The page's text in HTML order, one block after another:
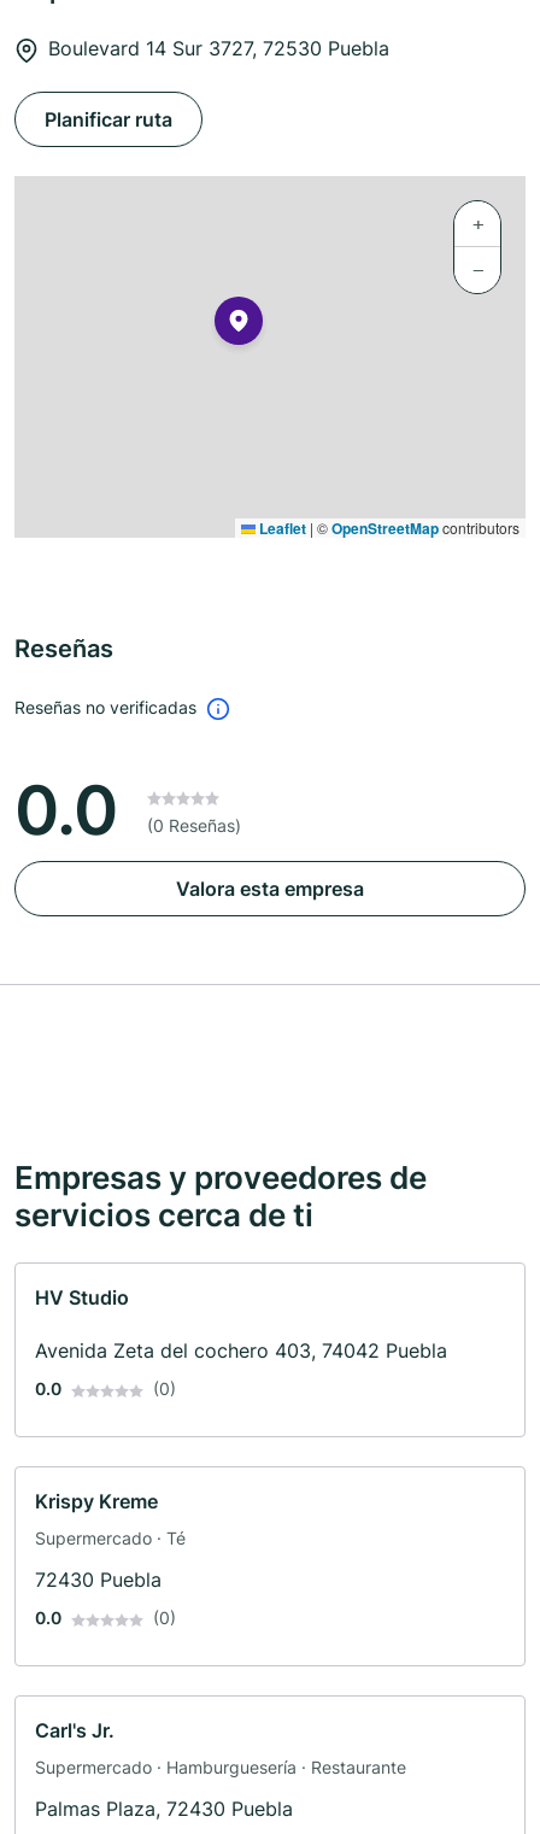
Boulevard 14 Sur 3727, 72530 Puebla
Planificar ruta
+
−
Leaflet | ©OpenStreetMapcontributors
Reseñas
Reseñas no verificadas
0.0 (0 Reseñas)
Valora esta empresa
Empresas y proveedores de
servicios cerca de ti
HV Studio
Avenida Zeta del cochero 403, 74042 Puebla
0.0 (0)
Krispy Kreme
Supermercado · Té
72430 Puebla
0.0 (0)
Carl's Jr.
Supermercado · Hamburguesería · Restaurante
Palmas Plaza, 72430 Puebla